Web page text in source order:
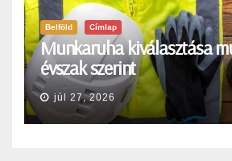
Belföld Címlap
Munkaruha kiválasztása
évszak szerint
júl 27, 2026